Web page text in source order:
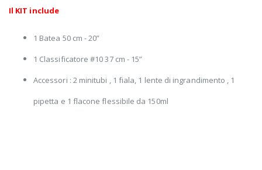
Il KIT include
1 Batea 50 cm - 20”
1 Classificatore #10 37 cm - 15”
Accessori : 2 minitubi , 1 fiala, 1 lente di ingrandimento , 1
pipetta e 1 flacone flessibile da 150ml